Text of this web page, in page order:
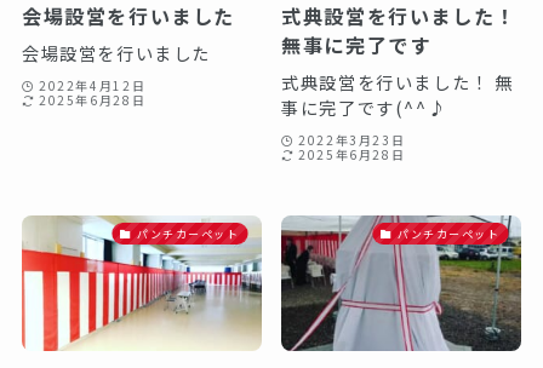
会場設営を行いました
会場設営を行いました
2022年4月12日
2025年6月28日
式典設営を行いました！
無事に完了です
式典設営を行いました！ 無
事に完了です(^^♪
2022年3月23日
2025年6月28日
パンチカーペット パンチカーペット